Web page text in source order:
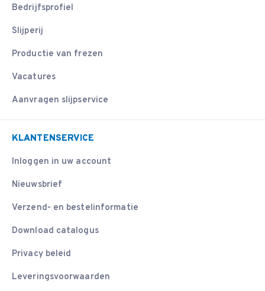
Bedrijfsprofiel
Slijperij
Productie van frezen
Vacatures
Aanvragen slijpservice
KLANTENSERVICE
Inloggen in uw account
Nieuwsbrief
Verzend- en bestelinformatie
Download catalogus
Privacy beleid
Leveringsvoorwaarden